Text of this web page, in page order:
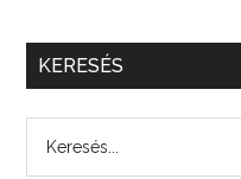
KERESÉS